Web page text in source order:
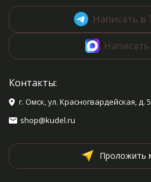
Написать в
Написать
Контакты:
г. Омск, ул. Красногвардейская,
shop@kudel.ru
Проложить